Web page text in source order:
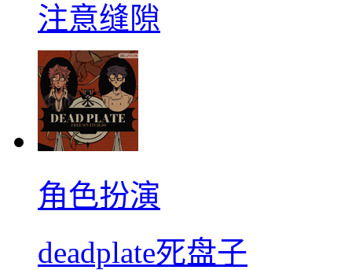
注意缝隙
角色扮演
deadplate死盘子